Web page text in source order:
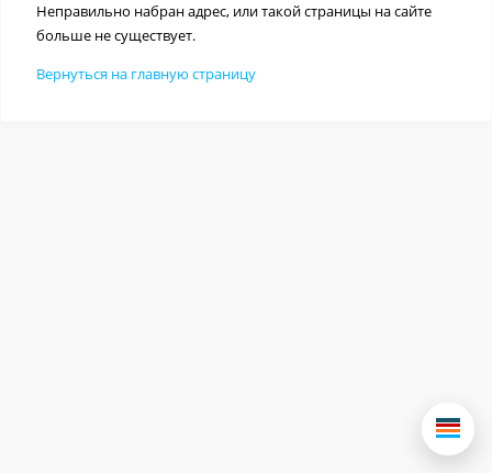
Неправильно набран адрес, или такой страницы на сайте
больше не существует.
Вернуться на главную страницу